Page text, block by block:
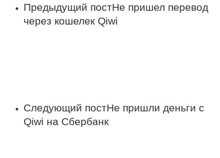
Предыдущий постНе пришел перевод
через кошелек Qiwi
Следующий постНе пришли деньги с
Qiwi на Сбербанк